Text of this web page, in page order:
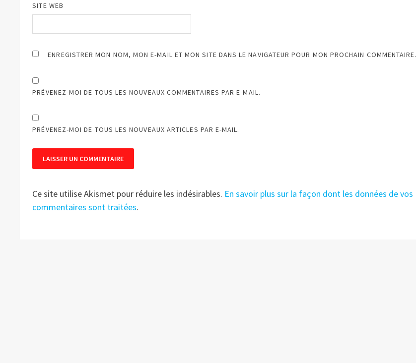
SITE WEB
ENREGISTRER MON NOM, MON E-MAIL ET MON SITE DANS LE NAVIGATEUR POUR MON PROCHAIN COMMENTAIRE.
PRÉVENEZ-MOI DE TOUS LES NOUVEAUX COMMENTAIRES PAR E-MAIL.
PRÉVENEZ-MOI DE TOUS LES NOUVEAUX ARTICLES PAR E-MAIL.
Ce site utilise Akismet pour réduire les indésirables. En savoir plus sur la façon dont les données de vos
commentaires sont traitées.